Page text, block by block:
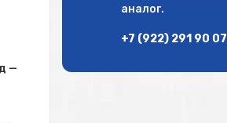
—
аналог.
+7 (922) 291 90 07